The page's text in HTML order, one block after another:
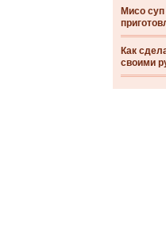
Мисо суп
Как
своими